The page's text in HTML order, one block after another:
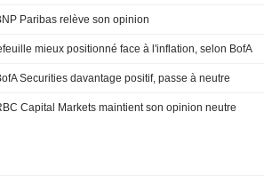
Paribas relève son opinion
mieux positionné face à l'inflation, selon BofA
Securities davantage positif, passe à neutre
Capital Markets maintient son opinion neutre